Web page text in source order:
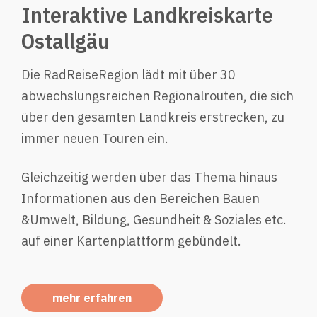
Interaktive Landkreiskarte
Ostallgäu
Die RadReiseRegion lädt mit über 30
abwechslungsreichen Regionalrouten, die sich
über den gesamten Landkreis erstrecken, zu
immer neuen Touren ein.
Gleichzeitig werden über das Thema hinaus
Informationen aus den Bereichen Bauen
&Umwelt, Bildung, Gesundheit & Soziales etc.
auf einer Kartenplattform gebündelt.
mehr erfahren